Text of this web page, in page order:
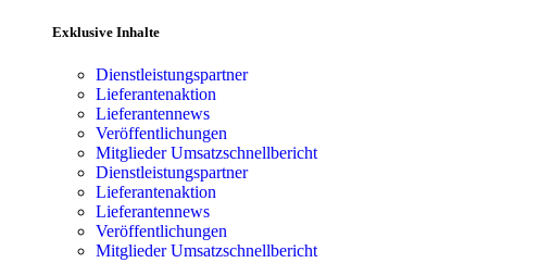
Exklusive Inhalte
Dienstleistungspartner
Lieferantenaktion
Lieferantennews
Veröffentlichungen
Mitglieder Umsatzschnellbericht
Dienstleistungspartner
Lieferantenaktion
Lieferantennews
Veröffentlichungen
Mitglieder Umsatzschnellbericht